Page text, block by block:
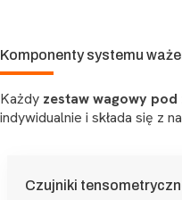
Komponenty systemu
Każdy zestaw wagowy
indywidualnie i składa się z
Czujniki